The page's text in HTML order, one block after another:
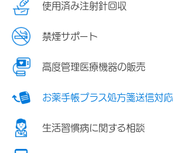
使用済み注射針回収
禁煙サポート
高度管理医療機器の販売
お薬手帳プラス処方箋送信対応
生活習慣病に関する相談